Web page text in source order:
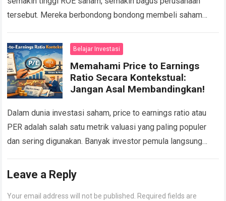
tersebut. Mereka berbondong bondong membeli saham
Read more
Belajar Investasi
Memahami Price to Earnings
Ratio Secara Kontekstual:
Jangan Asal Membandingkan!
Dalam dunia investasi saham, price to earnings ratio atau
PER adalah salah satu metrik valuasi yang paling populer
dan sering digunakan. Banyak investor pemula langsung
Leave a Reply
Your email address will not be published. Required fields are